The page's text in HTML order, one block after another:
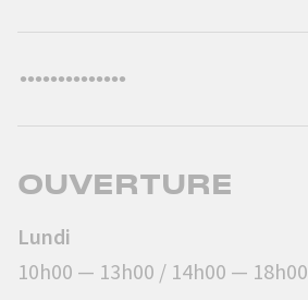
OUVERTURE
Lundi
10h00 — 13h00 / 14h00 — 18h00